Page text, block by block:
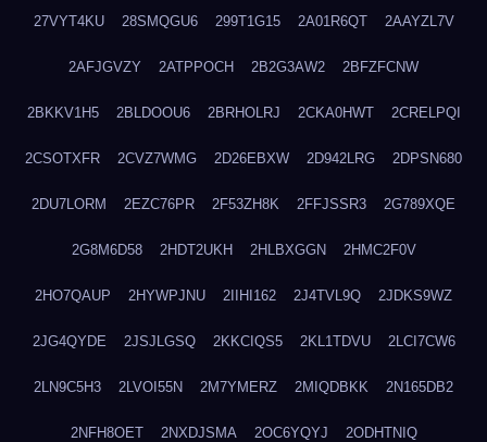
27VYT4KU 28SMQGU6 299T1G15 2A01R6QT 2AAYZL7V
2AFJGVZY 2ATPPOCH 2B2G3AW2 2BFZFCNW
2BKKV1H5 2BLDOOU6 2BRHOLRJ 2CKA0HWT 2CRELPQI
2CSOTXFR 2CVZ7WMG 2D26EBXW 2D942LRG 2DPSN680
2DU7LORM 2EZC76PR 2F53ZH8K 2FFJSSR3 2G789XQE
2G8M6D58 2HDT2UKH 2HLBXGGN 2HMC2F0V
2HO7QAUP 2HYWPJNU 2IIHI162 2J4TVL9Q 2JDKS9WZ
2JG4QYDE 2JSJLGSQ 2KKCIQS5 2KL1TDVU 2LCI7CW6
2LN9C5H3 2LVOI55N 2M7YMERZ 2MIQDBKK 2N165DB2
2NFH8OET 2NXDJSMA 2OC6YQYJ 2ODHTNIQ